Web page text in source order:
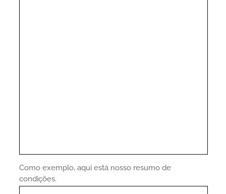
Como exemplo, aqui está nosso resumo de
condições.